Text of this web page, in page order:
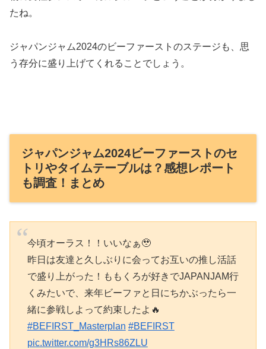
たね。
ジャパンジャム2024のビーファーストのステージも、思
う存分に盛り上げてくれることでしょう。
ジャパンジャム2024ビーファーストのセ
トリやタイムテーブルは？感想レポート
も調査！まとめ
今頃オーラス！！いいなぁ🥹
昨日は友達と久しぶりに会ってお互いの推し活話
で盛り上がった！ももくろが好きでJAPANJAM行
くみたいで、来年ビーファと日にちかぶったら一
緒に参戦しよって約束したよ🔥
#BEFIRST_Masterplan #BEFIRST
pic.twitter.com/g3HRs86ZLU